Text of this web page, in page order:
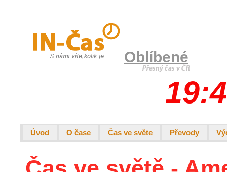
Oblíbené
Úvod O čase Čas ve světe Převody